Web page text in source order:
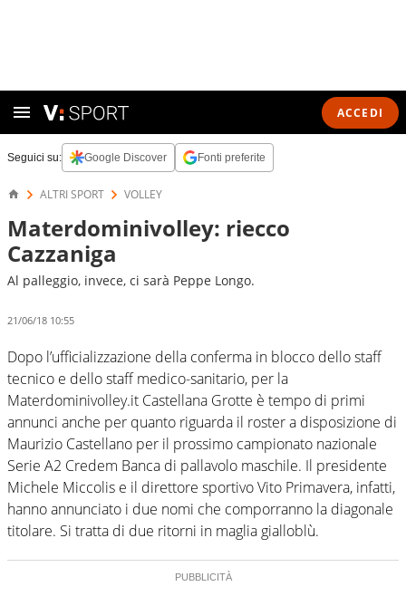
ACCEDI
Seguici su: Google Discover Fonti preferite
ALTRI SPORT VOLLEY
Materdominivolley: riecco
Cazzaniga
Al palleggio, invece, ci sarà Peppe Longo.
21/06/18 10:55
Dopo l’ufficializzazione della conferma in blocco dello staff
tecnico e dello staff medico-sanitario, per la
Materdominivolley.it Castellana Grotte è tempo di primi
annunci anche per quanto riguarda il roster a disposizione di
Maurizio Castellano per il prossimo campionato nazionale
Serie A2 Credem Banca di pallavolo maschile. Il presidente
Michele Miccolis e il direttore sportivo Vito Primavera, infatti,
hanno annunciato i due nomi che comporranno la diagonale
titolare. Si tratta di due ritorni in maglia gialloblù.